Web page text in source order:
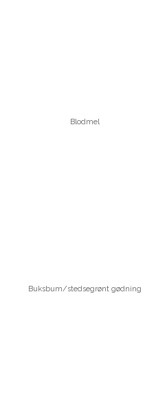
Blodmel
Buksbum/stedsegrønt gødning